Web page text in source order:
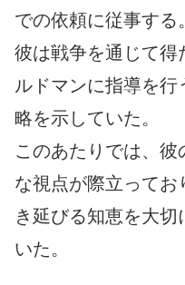
での依頼に従事する。
彼は戦争を通じて得
ルドマンに指導を
略を示していた。
このあたりでは、
な視点が際立ってお
き延びる知恵を大
いた。